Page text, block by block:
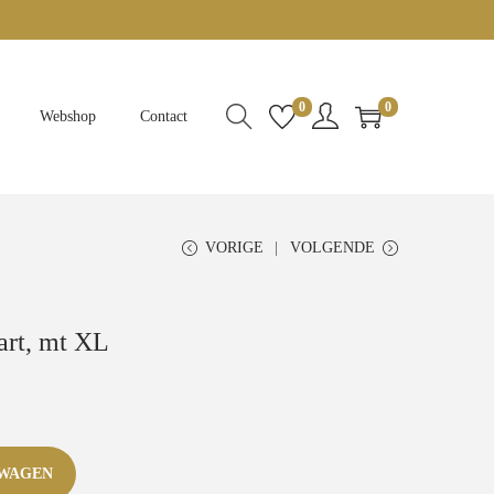
Webshop Contact
0 0
VORIGE VOLGENDE
mt XL